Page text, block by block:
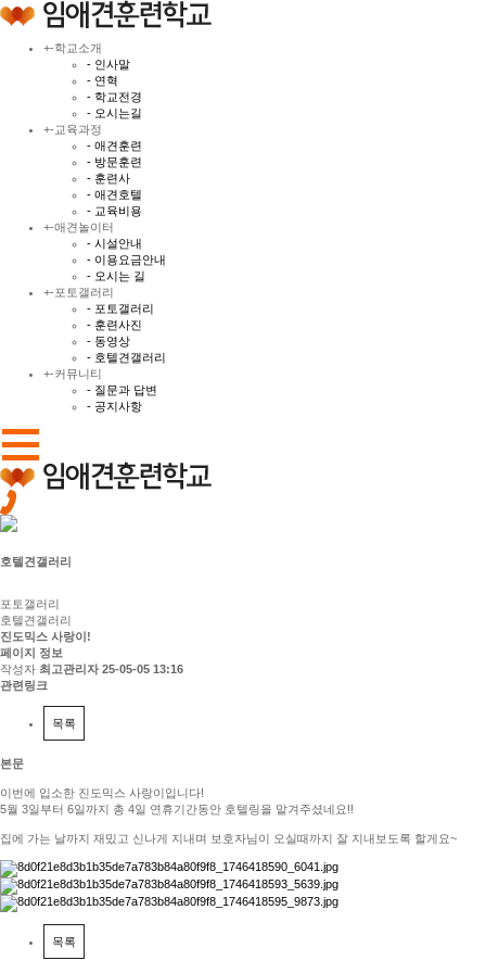
+-학교소개
- 인사말
- 연혁
- 학교전경
- 오시는길
+- 교육과정
- 애견훈련
- 방문훈련
- 훈련사
- 애견호텔
- 교육비용
+-애견놀이터
- 시설안내
- 이용요금안내
- 오시는 길
+-포토갤러리
- 포토갤러리
- 훈련사진
- 동영상
- 호텔견갤러리
+-커뮤니티
- 질문과 답변
- 공지사항
호텔견갤러리
포토갤러리
호텔견갤러리
진도믹스 사랑이!
페이지 정보
작성자 최고관리자 25-05-05 13:16
관련링크
목록
본문
이번에 입소한 진도믹스 사랑이입니다!
5월 3일부터 6일까지 총 4일 연휴기간동안 호텔링을 맡겨주셨네요!!
집에 가는 날까지 재밌고 신나게 지내며 보호자님이 오실때까지 잘 지내보도록 할게요~
목록